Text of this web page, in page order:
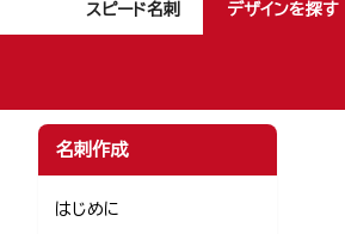
スピード名刺 デザインを探す
名刺作成
はじめに